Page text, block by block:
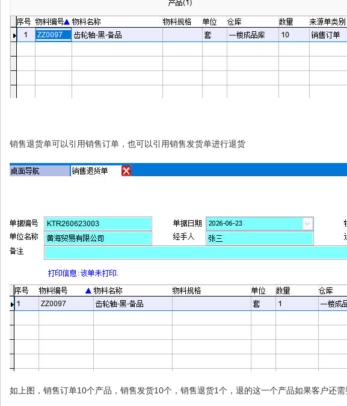
销售退货单可以引用销售订单，也可以引用销售发货单进行退货
如上图，销售订单10个产品，销售发货10个，销售退货1个，退的这一个产品如果客户还